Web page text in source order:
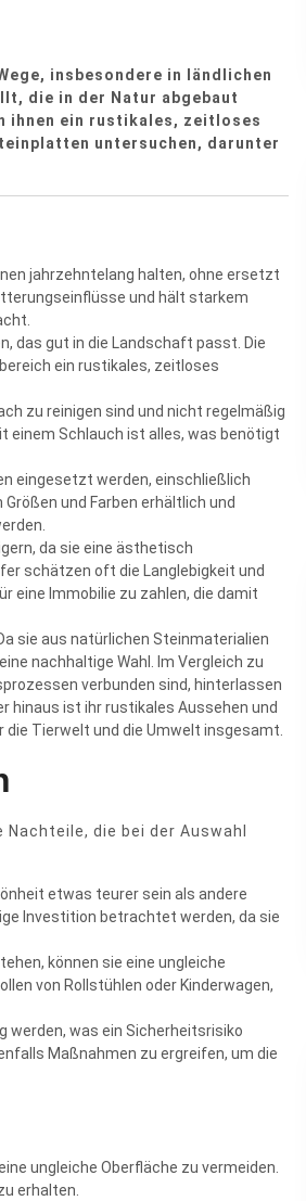
insbesondere in ländlichen
die in der Natur abgebaut
ihnen ein rustikales, zeitloses
untersuchen, darunter
jahrzehntelang halten, ohne ersetzt
und hält starkem
das gut in die Landschaft passt. Die
ein rustikales, zeitloses
zu reinigen sind und nicht regelmäßig
einem Schlauch ist alles, was benötigt
eingesetzt werden, einschließlich
und Farben erhältlich und
da sie eine ästhetisch
schätzen oft die Langlebigkeit und
eine Immobilie zu zahlen, die damit
sie aus natürlichen Steinmaterialien
eine nachhaltige Wahl. Im Vergleich zu
verbunden sind, hinterlassen
hinaus ist ihr rustikales Aussehen und
die Tierwelt und die Umwelt insgesamt.
die bei der Auswahl
etwas teurer sein als andere
Investition betrachtet werden, da sie
können sie eine ungleiche
von Rollstühlen oder Kinderwagen,
werden, was ein Sicherheitsrisiko
Maßnahmen zu ergreifen, um die
ungleiche Oberfläche zu vermeiden.
erhalten.